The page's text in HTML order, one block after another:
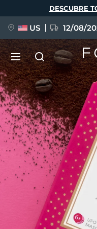
DESCUBRE
US 12/08/
NUEVO
FAQ™ Pure
BREAKING NEWS
issa™ Teeth
Idioma
English
Français
Polski
简